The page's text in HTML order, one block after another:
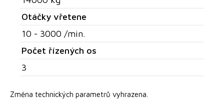
Otáčky vřetene
10 - 3000 /min.
Počet řízených os
3
Změna technických parametrů vyhrazena.